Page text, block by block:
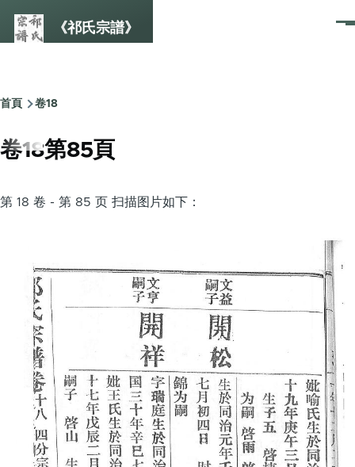
《祁氏宗譜》
選
Breadcrumb
首頁 卷18
卷18第85頁
第 18 卷 - 第 85 页 扫描图片如下：